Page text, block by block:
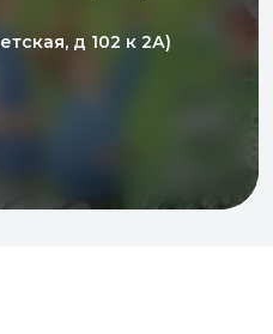
д 102 к 2А)